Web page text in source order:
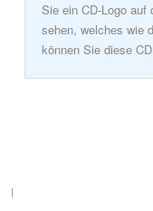
Sie ein CD-Logo auf
sehen, welches wie
können Sie diese
|